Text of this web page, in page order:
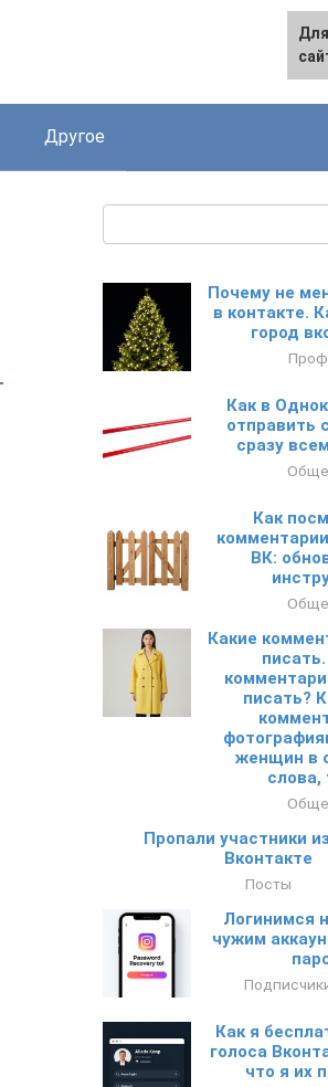
Другое
Почему не
в контакте.
город
Как в
отправить
сразу
Как
ВК:
Какие
писать?
женщин в
слова,
Пропали участники
Вконтакте
Посты
Логинимся
чужим
Как я
голоса
что я их